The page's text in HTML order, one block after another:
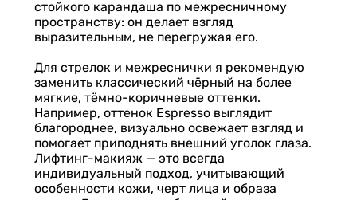
стойкого карандаша по межресничному
пространству: он делает взгляд
выразительным, не перегружая его.
Для стрелок и межреснички я рекомендую
заменить классический чёрный на более
мягкие, тёмно-коричневые оттенки.
Например, оттенок Espresso выглядит
благороднее, визуально освежает взгляд и
помогает приподнять внешний уголок глаза.
Лифтинг-макияж — это всегда
индивидуальный подход, учитывающий
особенности кожи, черт лица и образа